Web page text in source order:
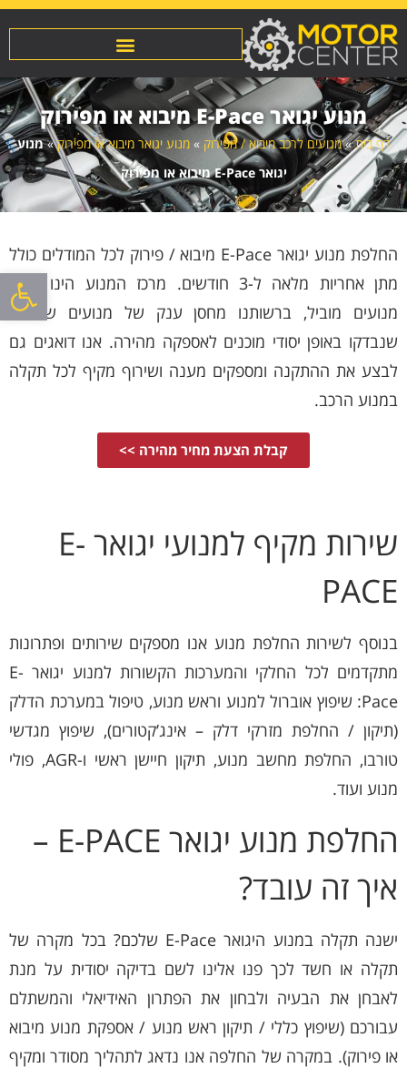
פתח
מנוע יגואר E-Pace מיבוא או מפירוק
דף בית»מנועים לרכב מיבוא / מפירוק » מנוע יגואר מיבוא או מפירוק»מנוע
יגואר E-Pace מיבוא או מפירוק
החלפת מנוע יגואר E-Pace מיבוא / פירוק לכל המודלים כולל
מתן אחריות מלאה ל-3 חודשים. מרכז המנוע הינו מוסך
מנועים מוביל, ברשותנו מחסן ענק של מנועים שמורים
שנבדקו באופן יסודי מוכנים לאספקה מהירה. אנו דואגים גם
לבצע את ההתקנה ומספקים מענה ושירוף מקיף לכל תקלה
במנוע הרכב.
קבלת הצעת מחיר מהירה >>
שירות מקיף למנועי יגואר E-
PACE
בנוסף לשירות החלפת מנוע אנו מספקים שירותים ופתרונות
מתקדמים לכל החלקי והמערכות הקשורות למנוע יגואר E-
Pace: שיפוץ אוברול למנוע וראש מנוע, טיפול במערכת הדלק
(תיקון / החלפת מזרקי דלק – אינג’קטורים), שיפוץ מגדשי
טורבו, החלפת מחשב מנוע, תיקון חיישן ראשי ו-AGR, פולי
מנוע ועוד.
החלפת מנוע יגואר E-PACE –
איך זה עובד?
ישנה תקלה במנוע היגואר E-Pace שלכם? בכל מקרה של
תקלה או חשד לכך פנו אלינו לשם בדיקה יסודית על מנת
לאבחן את הבעיה ולבחון את הפתרון האידיאלי והמשתלם
עבורכם (שיפוץ כללי / תיקון ראש מנוע / אספקת מנוע מיבוא
או פירוק). במקרה של החלפה אנו נדאג לתהליך מסודר ומקיף